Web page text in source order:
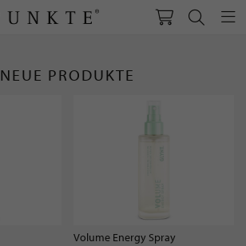
NEUE PRODUKTE
Volume Energy Spray